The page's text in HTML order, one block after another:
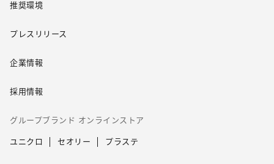
推奨環境
プレスリリース
企業情報
採用情報
グループブランド オンラインストア
ユニクロ セオリー プラステ